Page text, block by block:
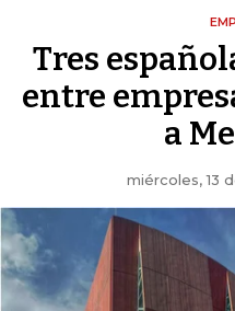
Tres
entre
a
miércoles, 13